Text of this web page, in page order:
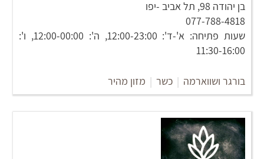
בן יהודה 98‏, תל אביב -יפו
077-788-4818
שעות פתיחה: א'-ד': 12:00-23:00, ה': 12:00-00:00, ו':
11:30-16:00
בורגר ושווארמה | כשר | מזון מהיר